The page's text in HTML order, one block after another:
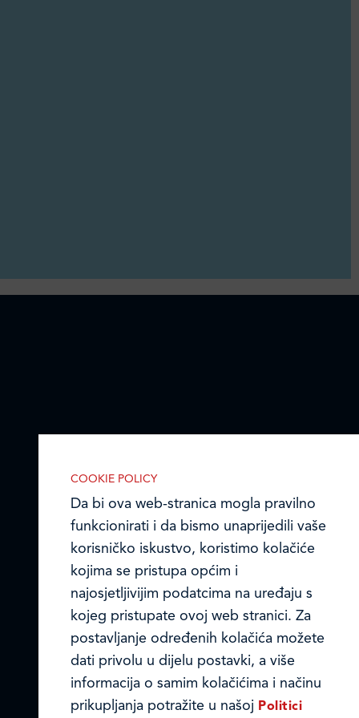
COOKIE POLICY
Da bi ova web-stranica mogla pravilno
funkcionirati i da bismo unaprijedili vaše
korisničko iskustvo, koristimo kolačiće
kojima se pristupa općim i
najosjetljivijim podatcima na uređaju s
kojeg pristupate ovoj web stranici. Za
postavljanje određenih kolačića možete
dati privolu u dijelu postavki, a više
informacija o samim kolačićima i načinu
prikupljanja potražite u našoj Politici
IZABERITE KOLAČIĆE NA STRANICI
Omogućite ili onemogućite web-
stranici upotrebu funkcionalnih i/ili
reklamnih kolačića opisanih u nastavku: